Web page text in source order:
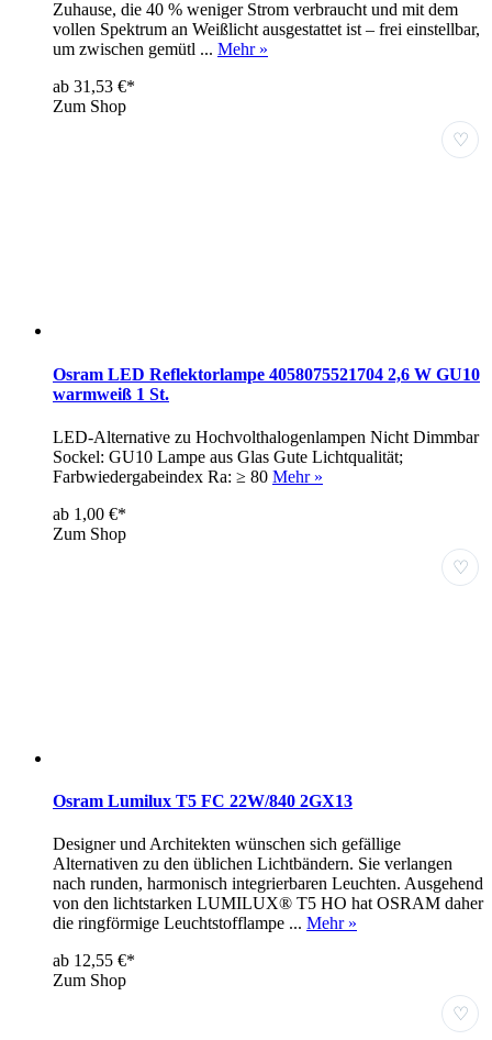
Zuhause, die 40 % weniger Strom verbraucht und mit dem
vollen Spektrum an Weißlicht ausgestattet ist – frei einstellbar,
um zwischen gemütl ... Mehr »
ab 31,53 €*
Zum Shop
♡
Osram LED Reflektorlampe 4058075521704 2,6 W GU10
warmweiß 1 St.
LED-Alternative zu Hochvolthalogenlampen Nicht Dimmbar
Sockel: GU10 Lampe aus Glas Gute Lichtqualität;
Farbwiedergabeindex Ra: ≥ 80 Mehr »
ab 1,00 €*
Zum Shop
♡
Osram Lumilux T5 FC 22W/840 2GX13
Designer und Architekten wünschen sich gefällige
Alternativen zu den üblichen Lichtbändern. Sie verlangen
nach runden, harmonisch integrierbaren Leuchten. Ausgehend
von den lichtstarken LUMILUX® T5 HO hat OSRAM daher
die ringförmige Leuchtstofflampe ... Mehr »
ab 12,55 €*
Zum Shop
♡